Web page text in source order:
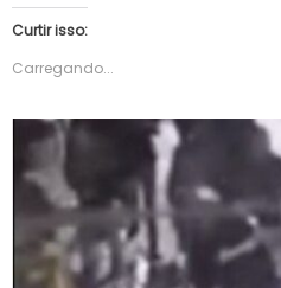
Curtir isso:
Carregando...